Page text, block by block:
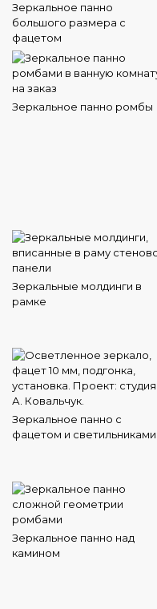
Зеркальное панно
большого размера с
фацетом
Зеркальное панно ромбы
Зеркальные молдинги в
рамке
Зеркальное панно с
фацетом и светильниками
Зеркальное панно над
камином